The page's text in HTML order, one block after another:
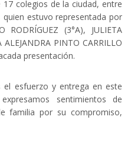
colegios de la ciudad, entre
estuvo representada por
(3°A), JULIETA
ALEJANDRA PINTO CARRILLO
presentación.
el esfuerzo y entrega en este
sentimientos de
familia por su compromiso,